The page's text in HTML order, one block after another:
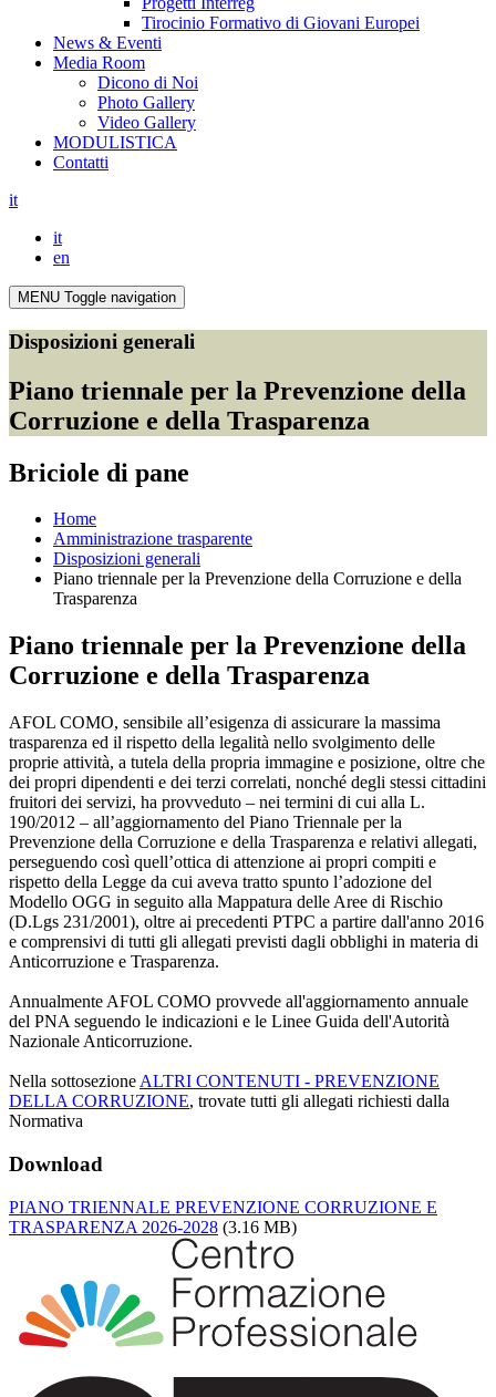
Tirocinio Formativo di Giovani Europei
News & Eventi
Media Room
Dicono di Noi
Photo Gallery
Video Gallery
MODULISTICA
Contatti
it
it
en
MENU Toggle navigation
Disposizioni generali
Piano triennale per la Prevenzione della
Corruzione e della Trasparenza
Briciole di pane
Home
Amministrazione trasparente
Disposizioni generali
Piano triennale per la Prevenzione della Corruzione e della
Trasparenza
Piano triennale per la Prevenzione della
Corruzione e della Trasparenza
AFOL COMO, sensibile all’esigenza di assicurare la massima
trasparenza ed il rispetto della legalità nello svolgimento delle
proprie attività, a tutela della propria immagine e posizione, oltre che
dei propri dipendenti e dei terzi correlati, nonché degli stessi cittadini
fruitori dei servizi, ha provveduto – nei termini di cui alla L.
190/2012 – all’aggiornamento del Piano Triennale per la
Prevenzione della Corruzione e della Trasparenza e relativi allegati,
perseguendo così quell’ottica di attenzione ai propri compiti e
rispetto della Legge da cui aveva tratto spunto l’adozione del
Modello OGG in seguito alla Mappatura delle Aree di Rischio
(D.Lgs 231/2001), oltre ai precedenti PTPC a partire dall'anno 2016
e comprensivi di tutti gli allegati previsti dagli obblighi in materia di
Anticorruzione e Trasparenza.
Annualmente AFOL COMO provvede all'aggiornamento annuale
del PNA seguendo le indicazioni e le Linee Guida dell'Autorità
Nazionale Anticorruzione.
Nella sottosezione ALTRI CONTENUTI - PREVENZIONE
DELLA CORRUZIONE, trovate tutti gli allegati richiesti dalla
Normativa
Download
PIANO TRIENNALE PREVENZIONE CORRUZIONE E
TRASPARENZA 2026-2028 (3.16 MB)